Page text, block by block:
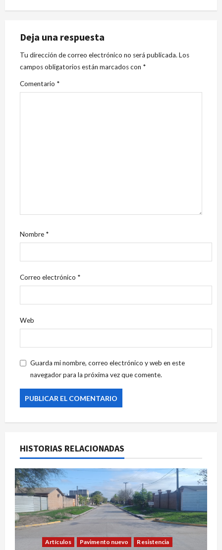
Deja una respuesta
Tu dirección de correo electrónico no será publicada.Los
campos obligatorios están marcados con *
Comentario *
Nombre *
Correo electrónico *
Web
Guarda mi nombre, correo electrónico y web en este
navegador para la próxima vez que comente.
HISTORIAS RELACIONADAS
Artículos Pavimento nuevo Resistencia